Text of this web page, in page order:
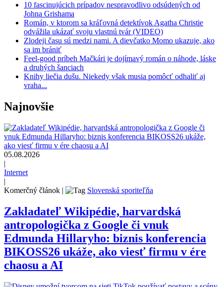
10 fascinujúcich prípadov nespravodlivo odsúdených od
Johna Grishama
Román, v ktorom sa kráľovná detektívok Agatha Christie
odvážila ukázať svoju vlastnú tvár (VIDEO)
Zlodeji času sú medzi nami. A dievčatko Momo ukazuje, ako
sa im brániť
Feel-good príbeh Mačkári je dojímavý román o náhode, láske
a druhých šanciach
Knihy liečia dušu. Niekedy však musia pomôcť odhaliť aj
vraha...
Najnovšie
05.08.2026
|
Internet
|
Komerčný článok | Slovenská sporiteľňa
Zakladateľ Wikipédie, harvardská
antropologička z Google či vnuk
Edmunda Hillaryho: biznis konferencia
BIKOSS26 ukáže, ako viesť firmu v ére
chaosu a AI